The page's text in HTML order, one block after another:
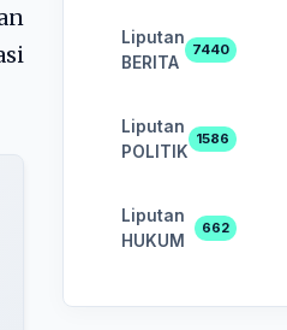
Liputan
BERITA
7440
Liputan
POLITIK
1586
Liputan
HUKUM
662